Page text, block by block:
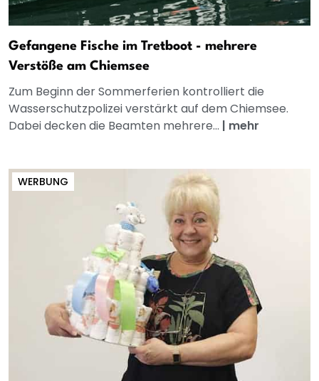
Gefangene Fische im Tretboot - mehrere
Verstöße am Chiemsee
Zum Beginn der Sommerferien kontrolliert die
Wasserschutzpolizei verstärkt auf dem Chiemsee.
Dabei decken die Beamten mehrere... | mehr
WERBUNG